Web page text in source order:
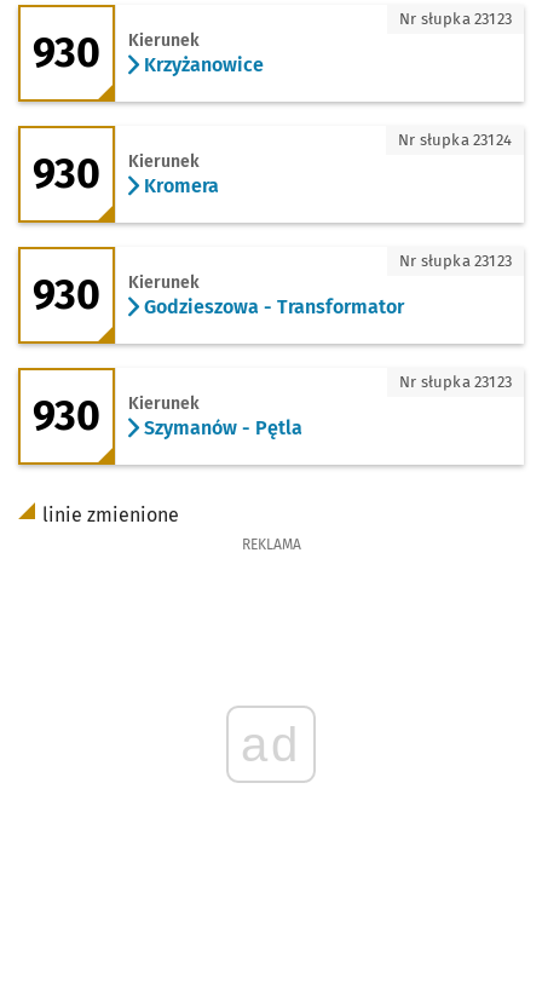
930 - kierunek Krzyżanowice
930 Kierunek
Krzyżanowice
Nr słupka 23123
930 - kierunek Kromera
930 Kierunek
Kromera
Nr słupka 23124
930 - kierunek Godzieszowa -
930 Kierunek
Godzieszowa - Transformator
Nr słupka 23123
930 - kierunek Szymanów - Pętla
930 Kierunek
Szymanów - Pętla
Nr słupka 23123
linie zmienione
REKLAMA
ad